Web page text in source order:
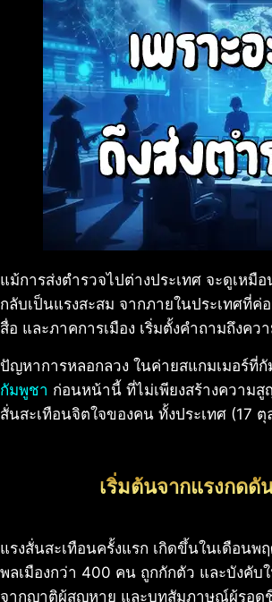
แม้การส่งตำรวจไปต่างประเทศ จะดูเหมื
กลับเป็นแรงสะสม จากภายในประเทศที่
สื่อ และภาคการเมือง เริ่มตั้งคำถามถึงค
ปัญหาการหลอกลวง ในค่ายสแกมเมอร์ที่
กัมพูชา ก่อนหน้านี้ ที่ไม่เพียงสร้างความสู
สั่นสะเทือนจิตใจของคน ทั้งประเทศ (17
เริ่มต้นจากแรงกดดั
แรงสั่นสะเทือนครั้งแรก เกิดขึ้นในเดือนพ
พลเมืองกว่า 400 คน ถูกกักตัว และบังคั
จากญาติผู้สูญหาย และบทสัมภาษณ์ผู้รอด